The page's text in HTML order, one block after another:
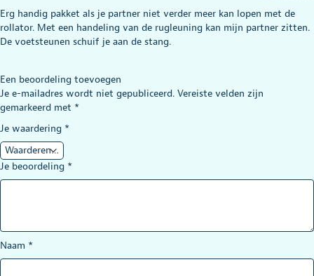
5uit 5
Erg handig pakket als je partner niet verder meer kan lopen met de
rollator. Met een handeling van de rugleuning kan mijn partner zitten.
De voetsteunen schuif je aan de stang.
Een beoordeling toevoegen
Je e-mailadres wordt niet gepubliceerd. Vereiste velden zijn
gemarkeerd met *
Je waardering *
Je beoordeling *
Naam *